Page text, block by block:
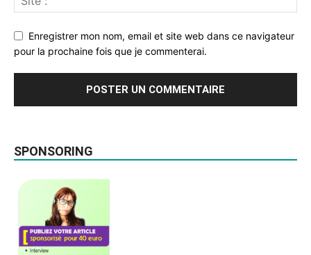
Enregistrer mon nom, email et site web dans ce navigateur
pour la prochaine fois que je commenterai.
SPONSORING